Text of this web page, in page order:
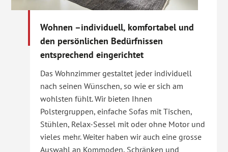
Wohnen –individuell, komfortabel und
den persönlichen Bedürfnissen
entsprechend eingerichtet
Das Wohnzimmer gestaltet jeder individuell
nach seinen Wünschen, so wie er sich am
wohlsten fühlt. Wir bieten Ihnen
Polstergruppen, einfache Sofas mit Tischen,
Stühlen, Relax-Sessel mit oder ohne Motor und
vieles mehr. Weiter haben wir auch eine grosse
Auswahl an Kommoden, Schränken und